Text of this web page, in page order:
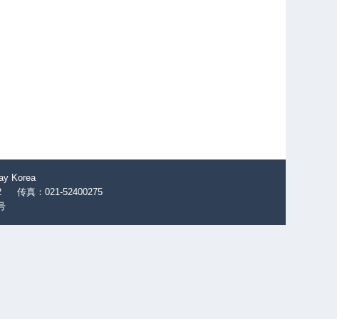
Korea
传真：021-52400275